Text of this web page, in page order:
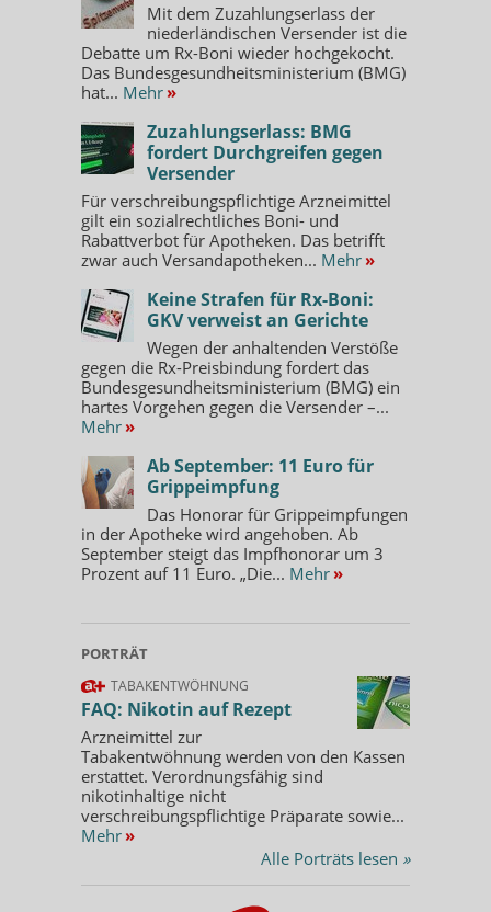
Mit dem Zuzahlungserlass der
niederländischen Versender ist die
Debatte um Rx-Boni wieder hochgekocht.
Das Bundesgesundheitsministerium (BMG)
hat... Mehr »
Zuzahlungserlass: BMG
fordert Durchgreifen gegen
Versender
Für verschreibungspflichtige Arzneimittel
gilt ein sozialrechtliches Boni- und
Rabattverbot für Apotheken. Das betrifft
zwar auch Versandapotheken... Mehr »
Keine Strafen für Rx-Boni:
GKV verweist an Gerichte
Wegen der anhaltenden Verstöße
gegen die Rx-Preisbindung fordert das
Bundesgesundheitsministerium (BMG) ein
hartes Vorgehen gegen die Versender –...
Mehr »
Ab September: 11 Euro für
Grippeimpfung
Das Honorar für Grippeimpfungen
in der Apotheke wird angehoben. Ab
September steigt das Impfhonorar um 3
Prozent auf 11 Euro. „Die... Mehr »
PORTRÄT
TABAKENTWÖHNUNG
FAQ: Nikotin auf Rezept
Arzneimittel zur
Tabakentwöhnung werden von den Kassen
erstattet. Verordnungsfähig sind
nikotinhaltige nicht
verschreibungspflichtige Präparate sowie...
Mehr »
Alle Porträts lesen »